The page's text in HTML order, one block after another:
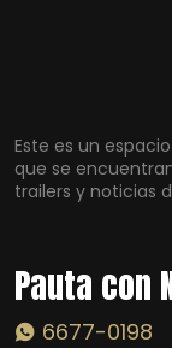
Este es un
que se
trailers y noticias
Pauta con
6677-0198